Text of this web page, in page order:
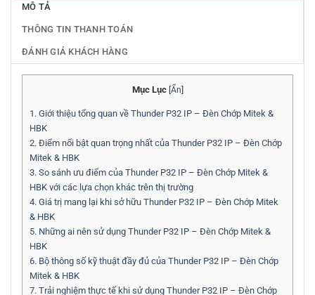
MÔ TẢ
THÔNG TIN THANH TOÁN
ĐÁNH GIÁ KHÁCH HÀNG
Mục Lục [Ẩn]
1. Giới thiệu tổng quan về Thunder P32 IP – Đèn Chớp Mitek &
HBK
2. Điểm nổi bật quan trọng nhất của Thunder P32 IP – Đèn Chớp
Mitek & HBK
3. So sánh ưu điểm của Thunder P32 IP – Đèn Chớp Mitek &
HBK với các lựa chọn khác trên thị trường
4. Giá trị mang lại khi sở hữu Thunder P32 IP – Đèn Chớp Mitek
& HBK
5. Những ai nên sử dụng Thunder P32 IP – Đèn Chớp Mitek &
HBK
6. Bộ thông số kỹ thuật đầy đủ của Thunder P32 IP – Đèn Chớp
Mitek & HBK
7. Trải nghiệm thực tế khi sử dụng Thunder P32 IP – Đèn Chớp